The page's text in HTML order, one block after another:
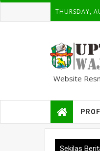
THURSDAY,
Website
Sekilas